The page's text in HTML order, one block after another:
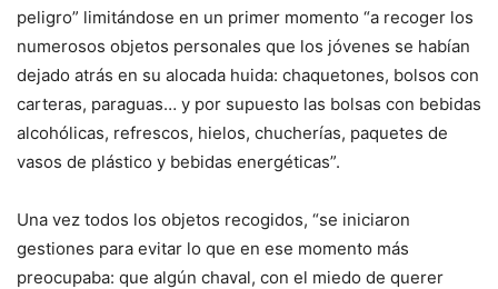
peligro” limitándose en un primer momento “a recoger los
numerosos objetos personales que los jóvenes se habían
dejado atrás en su alocada huida: chaquetones, bolsos con
carteras, paraguas… y por supuesto las bolsas con bebidas
alcohólicas, refrescos, hielos, chucherías, paquetes de
vasos de plástico y bebidas energéticas”.
Una vez todos los objetos recogidos, “se iniciaron
gestiones para evitar lo que en ese momento más
preocupaba: que algún chaval, con el miedo de querer